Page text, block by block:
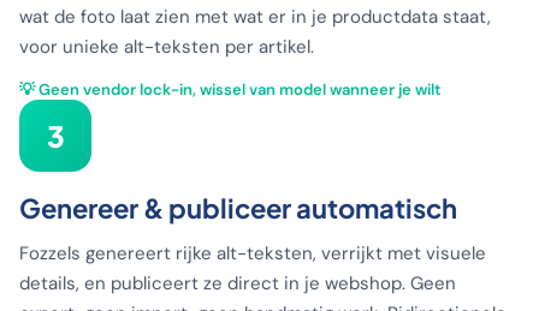
wat de foto laat zien met wat er in je productdata staat,
voor unieke alt-teksten per artikel.
💡 Geen vendor lock-in, wissel van model wanneer je wilt
3
Genereer & publiceer automatisch
Fozzels genereert rijke alt-teksten, verrijkt met visuele
details, en publiceert ze direct in je webshop. Geen